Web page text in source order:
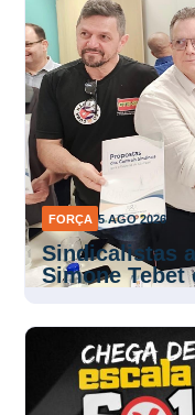
FORÇA 5 AGO 2026
Sindicalistas
Simone Tebet